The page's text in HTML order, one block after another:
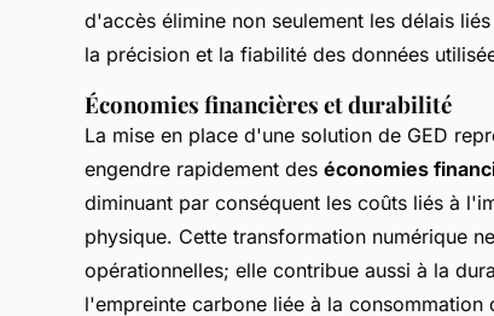
d'accès élimine non seulement les délais
la précision et la fiabilité des données
Économies financières et durabilité
La mise en place d'une solution de GED
engendre rapidement des économies
diminuant par conséquent les coûts liés à
physique. Cette transformation numérique
opérationnelles; elle contribue aussi à la
l'empreinte carbone liée à la